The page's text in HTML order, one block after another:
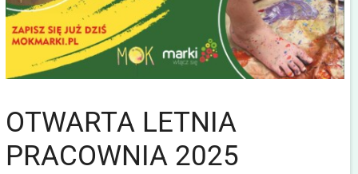
OTWARTA LETNIA
PRACOWNIA 2025